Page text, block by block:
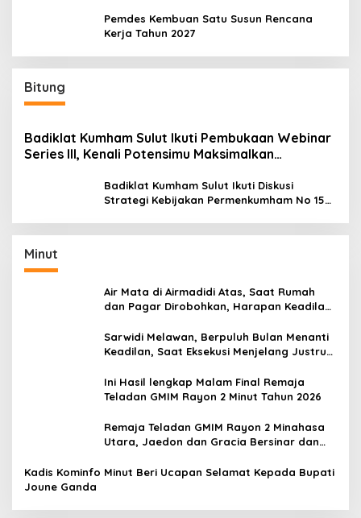
Pemdes Kembuan Satu Susun Rencana
Kerja Tahun 2027
Bitung
Badiklat Kumham Sulut Ikuti Pembukaan Webinar
Series III, Kenali Potensimu Maksimalkan
Badiklat Kumham Sulut Ikuti Diskusi
Strategi Kebijakan Permenkumham No 15
Minut
Air Mata di Airmadidi Atas, Saat Rumah
dan Pagar Dirobohkan, Harapan Keadilan
Sarwidi Melawan, Berpuluh Bulan Menanti
Keadilan, Saat Eksekusi Menjelang Justru
Ini Hasil lengkap Malam Final Remaja
Teladan GMIM Rayon 2 Minut Tahun 2026
Remaja Teladan GMIM Rayon 2 Minahasa
Utara, Jaedon dan Gracia Bersinar dan
Kadis Kominfo Minut Beri Ucapan Selamat Kepada Bupati
Joune Ganda